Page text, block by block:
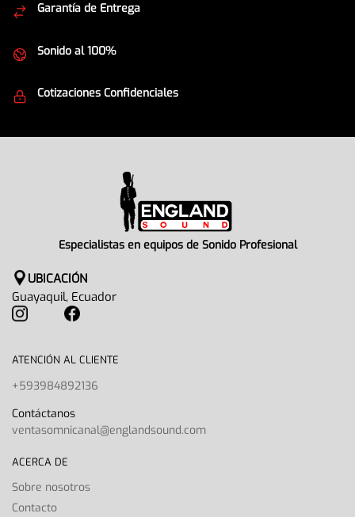
Garantía de Entrega
Sonido al 100%
Cotizaciones Confidenciales
Especialistas en equipos de Sonido Profesional
UBICACIÓN
Guayaquil, Ecuador
ATENCIÓN AL CLIENTE
+593984892136
Contáctanos
ventasomnicanal@englandsound.com
ACERCA DE
Sobre nosotros
Contacto